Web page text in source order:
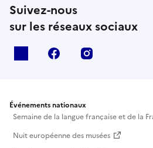
Suivez-nous
sur les réseaux sociaux
facebook
Événements nationaux
Semaine de la langue française et de la
Nuit européenne des musées